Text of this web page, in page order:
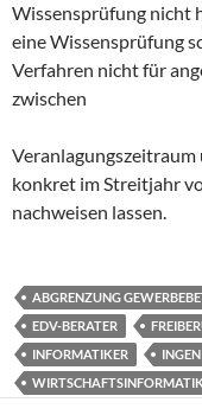
Wissensprüfung nicht
eine Wissensprüfung
Verfahren nicht für
zwischen
konkret im Streitjahr
nachweisen lassen.
ABGRENZUNG
EDV-BERATER
INFORMATIKER